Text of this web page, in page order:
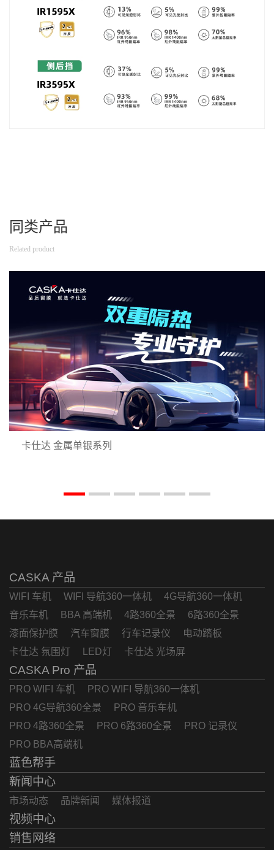
同类产品
Related product
卡仕达 金属单银系列
CASKA 产品
WIFI 车机 WIFI 导航360一体机
4G导航360一体机
音乐车机
BBA 高端机 4路360全景
6路360全景
漆面保护膜
汽车窗膜 行车记录仪
电动踏板
卡仕达 氛围灯
LED灯 卡仕达 光场屏
CASKA Pro 产品
PRO WIFI 车机
PRO WIFI 导航360一体机
PRO 4G导航360全景
PRO 音乐车机
PRO 4路360全景
PRO 6路360全景
PRO 记录仪
PRO BBA高端机
蓝色帮手
新闻中心
市场动态 品牌新闻 媒体报道
视频中心
销售网络